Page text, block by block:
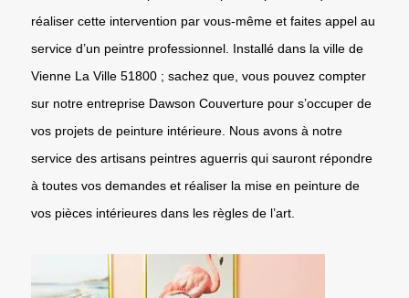
réaliser cette intervention par vous-même et faites appel au
service d’un peintre professionnel. Installé dans la ville de
Vienne La Ville 51800 ; sachez que, vous pouvez compter
sur notre entreprise Dawson Couverture pour s’occuper de
vos projets de peinture intérieure. Nous avons à notre
service des artisans peintres aguerris qui sauront répondre
à toutes vos demandes et réaliser la mise en peinture de
vos pièces intérieures dans les règles de l’art.